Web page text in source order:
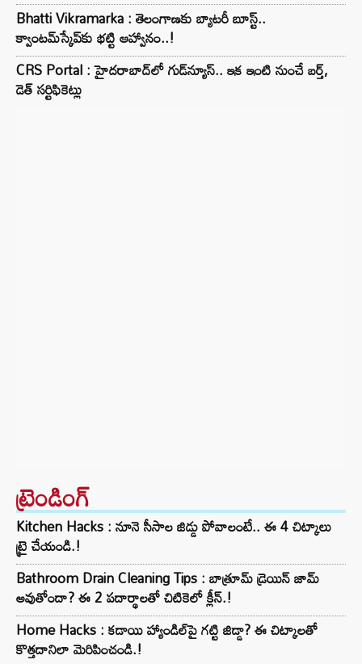
Bhatti Vikramarka : తెలంగాణకు బ్యాటరీ బూస్ట్..
క్వాంటమ్‌స్కేప్‌కు భట్టి ఆహ్వానం..!
CRS Portal : హైదరాబాద్‌లో గుడ్‌న్యూస్.. ఇక ఇంటి నుంచే బర్త్,
డెత్ సర్టిఫికెట్లు
ట్రెండింగ్‌
Kitchen Hacks : నూనె సీసాల జిడ్డు పోవాలంటే.. ఈ 4 చిట్కాలు
ట్రై చేయండి.!
Bathroom Drain Cleaning Tips : బాత్రూమ్ డ్రెయిన్ జామ్
అవుతోందా? ఈ 2 పదార్థాలతో చిటికెలో క్లీన్.!
Home Hacks : కడాయి హ్యాండిల్‌పై గట్టి జిడ్డా? ఈ చిట్కాలతో
కొత్తదానిలా మెరిపించండి.!